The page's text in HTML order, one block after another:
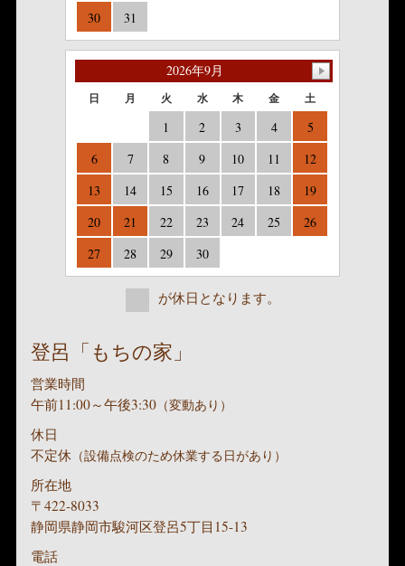
30
31
2026年9月
日 月 火 水 木 金 土
1 2 3 4
5
6
7 8 9 10 11
12
13
14 15 16 17 18
19
20
21 22 23 24 25
26
27
28 29 30
が休日となります。
登呂「もちの家」
営業時間
午前11:00～午後3:30 （変動あり）
休日
不定休 （設備点検のため休業する日があり）
所在地
〒422-8033
静岡県静岡市駿河区登呂5丁目15-13
電話